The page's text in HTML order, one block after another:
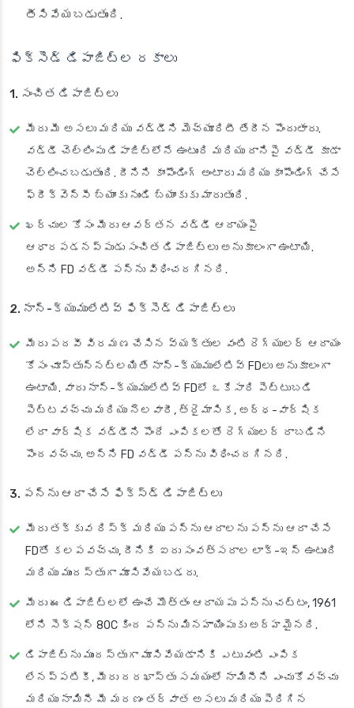
తీసివేయబడుతుంది.
ఫిక్సెడ్ డిపాజిట్ల రకాలు
1. సంచిత డిపాజిట్లు
మీరు మీ అసలు మరియు వడ్డీని మెచ్యూరిటీ తేదీన పొందుతారు.
వడ్డీ చెల్లింపు డిపాజిట్‌లోనే ఉంటుంది మరియు దానిపై వడ్డీ కూడా
చెల్లించబడుతుంది. దీనిని కాంపౌండింగ్ అంటారు మరియు కాంపౌండింగ్ చేసే
ఫ్రీక్వెన్సీ బ్యాంకు నుండి బ్యాంకుకు మారుతుంది.
ఖర్చుల కోసం మీరు ఆవర్తన వడ్డీ ఆదాయంపై
ఆధారపడనప్పుడు సంచిత డిపాజిట్లు అనుకూలంగా ఉంటాయి.
అన్ని FD వడ్డీ పన్ను విధించదగినది.
2. నాన్-క్యుములేటివ్ ఫిక్సెడ్ డిపాజిట్లు
మీరు పదవీ విరమణ చేసిన వ్యక్తుల వంటి రెగ్యులర్ ఆదాయం
కోసం చూస్తున్నట్లయితే నాన్-క్యుములేటివ్ FDలు అనుకూలంగా
ఉంటాయి. వారు నాన్-క్యుములేటివ్ FDలో ఒకేసారి పెట్టుబడి
పెట్టవచ్చు మరియు నెలవారీ, త్రైమాసిక, అర్ధ-వార్షిక
లేదా వార్షిక వడ్డీని పొందే ఎంపికలతో రెగ్యులర్ రాబడిని
పొందవచ్చు. అన్ని FD వడ్డీ పన్ను విధించదగినది.
3. పన్ను ఆదా చేసే ఫిక్స్‌డ్ డిపాజిట్లు
మీరు తక్కువ రిస్క్ మరియు పన్ను ఆదాలను పన్ను ఆదా చేసే
FDతో కలపవచ్చు, దీనికి ఐదు సంవత్సరాల లాక్-ఇన్ ఉంటుంది
మరియు ముందస్తుగా మూసివేయబడదు.
మీరు ఈ డిపాజిట్లలో ఉంచే మొత్తం ఆదాయపు పన్ను చట్టం, 1961
లోని సెక్షన్ 80C కింద పన్ను మినహాయింపుకు అర్హమైనది.
డిపాజిట్‌ను ముందస్తుగా మూసివేయడానికి ఎటువంటి ఎంపిక
లేనప్పటికీ, మీరు దరఖాస్తు సమయంలో నామినీని ఎంచుకోవచ్చు
మరియు నామినీ మీ మరణం తర్వాత అసలు మరియు పెరిగిన